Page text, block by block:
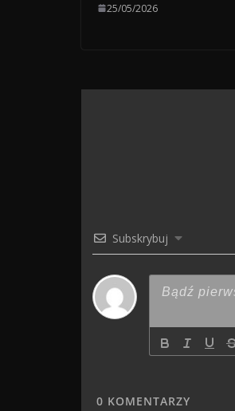
25/05/2026
Subskrybuj
0 KOMENTARZY